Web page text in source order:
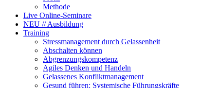
Methode
Live Online-Seminare
NEU // Ausbildung
Training
Stressmanagement durch Gelassenheit
Abschalten können
Abgrenzungskompetenz
Agiles Denken und Handeln
Gelassenes Konfliktmanagement
Gesund führen: Systemische Führungskräfte